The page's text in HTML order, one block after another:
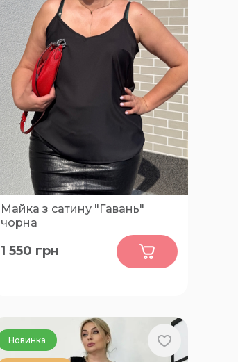
Майка з сатину "Гавань"
чорна
54-56, 50-52, 58-60, 62-64, 66-68
1 550 грн
Новинка